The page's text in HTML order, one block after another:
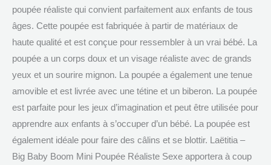
poupée réaliste qui convient parfaitement aux enfants de tous
âges. Cette poupée est fabriquée à partir de matériaux de
haute qualité et est conçue pour ressembler à un vrai bébé. La
poupée a un corps doux et un visage réaliste avec de grands
yeux et un sourire mignon. La poupée a également une tenue
amovible et est livrée avec une tétine et un biberon. La poupée
est parfaite pour les jeux d’imagination et peut être utilisée pour
apprendre aux enfants à s’occuper d’un bébé. La poupée est
également idéale pour faire des câlins et se blottir. Laëtitia –
Big Baby Boom Mini Poupée Réaliste Sexe apportera à coup